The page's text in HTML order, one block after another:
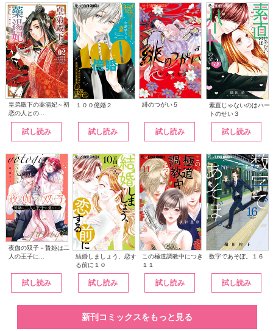
皇弟殿下の薬湯妃～初
恋の人との...
試し読み
１００億婚２
試し読み
緋のつがい５
試し読み
素直じゃないのはハー
トのせい３
試し読み
夜伽の双子－贄姫は二
人の王子に...
試し読み
結婚しましょう、恋す
る前に１０
試し読み
この極道調教中につき
１１
試し読み
数字であそぼ。１６
試し読み
新刊コミックスをもっと見る